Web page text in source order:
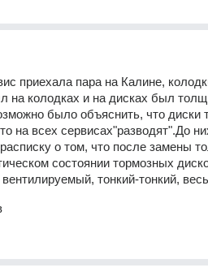
приехала пара на Калине,
на колодках и на дисках был
было объяснить, что диски
на всех сервисах"разводят".До
о том, что после замены
состоянии тормозных
тонкий-тонкий,